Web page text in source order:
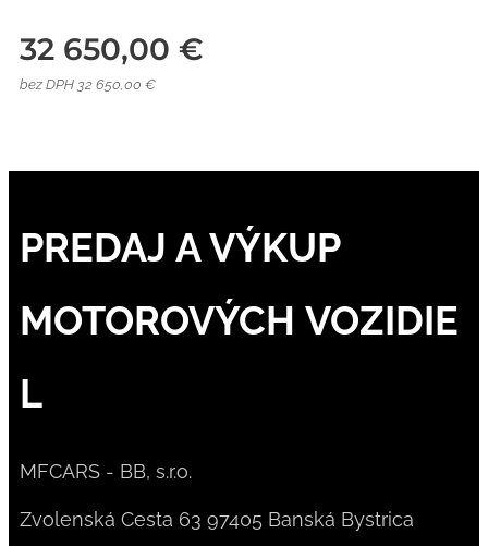
32 650,00 €
bez DPH 32 650,00 €
PREDAJ A VÝKUP
MOTOROVÝCH VOZIDIE
L
MFCARS - BB, s.r.o.
Zvolenská Cesta 63 97405 Banská Bystrica